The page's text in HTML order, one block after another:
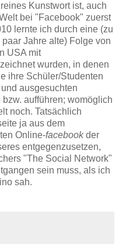
Kunstwort ist, auch
bei "Facebook" zuerst
lernte ich durch eine (zu
Jahre alte) Folge von
USA mit
wurden, in denen
ihre Schüler/Studenten
ausgesuchten
aufführen; womöglich
noch. Tatsächlich
ja aus dem
Online-facebookder
entgegenzusetzen,
"The Social Network"
sein muss, als ich
sah.